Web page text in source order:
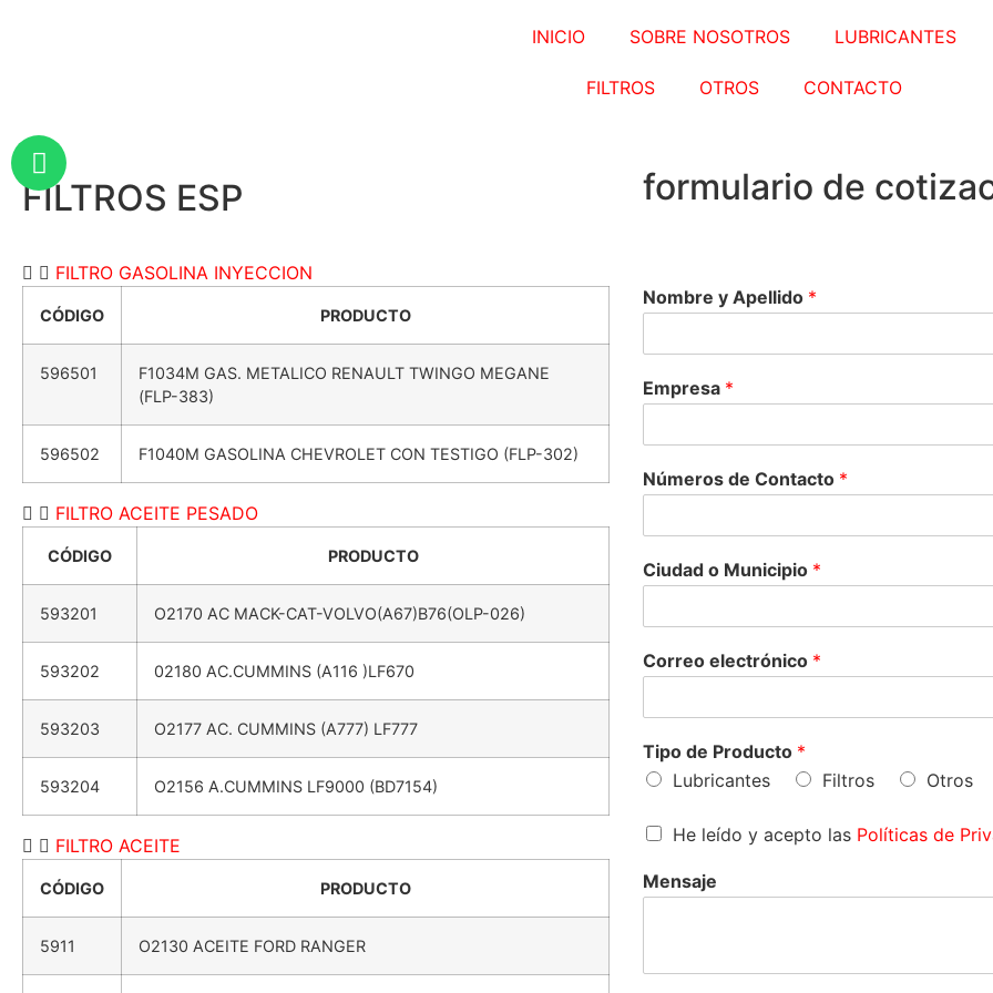
INICIO SOBRE NOSOTROS LUBRICANTES
FILTROS OTROS CONTACTO
FILTROS ESP
FILTRO GASOLINA INYECCION
CÓDIGO PRODUCTO
596501
F1034M GAS. METALICO RENAULT TWINGO MEGANE
(FLP-383)
596502 F1040M GASOLINA CHEVROLET CON TESTIGO (FLP-302)
FILTRO ACEITE PESADO
CÓDIGO PRODUCTO
593201 O2170 AC MACK-CAT-VOLVO(A67)B76(OLP-026)
593202 02180 AC.CUMMINS (A116 )LF670
593203 O2177 AC. CUMMINS (A777) LF777
593204 O2156 A.CUMMINS LF9000 (BD7154)
FILTRO ACEITE
CÓDIGO PRODUCTO
5911 O2130 ACEITE FORD RANGER
formulario de cotiza
Nombre y Apellido *
Empresa *
Números de Contacto *
Ciudad o Municipio *
Correo electrónico *
Tipo de Producto *
Lubricantes
Filtros Otros
He leído y acepto las Políticas de
Mensaje